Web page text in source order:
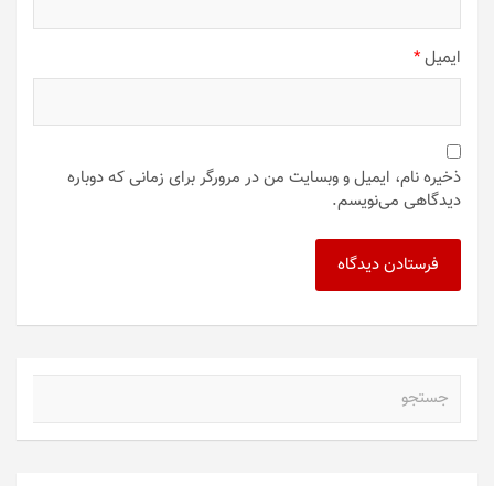
ایمیل*
ذخیره نام، ایمیل و وبسایت من در مرورگر برای زمانی که دوباره
دیدگاهی می‌نویسم.